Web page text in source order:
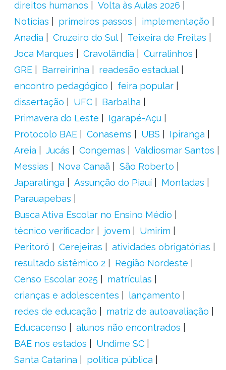
direitos humanos
Volta às Aulas 2026
Notícias
primeiros passos
implementação
Anadia
Cruzeiro do Sul
Teixeira de Freitas
Joca Marques
Cravolândia
Curralinhos
GRE
Barreirinha
readesão estadual
encontro pedagógico
feira popular
dissertação
UFC
Barbalha
Primavera do Leste
Igarapé-Açu
Protocolo BAE
Conasems UBS
Ipiranga
Areia
Jucás Congemas
Valdiosmar Santos
Messias
Nova Canaã
São Roberto
Japaratinga
Assunção do Piauí
Montadas
Parauapebas
Busca Ativa Escolar no Ensino Médio
técnico verificador
jovem
Umirim
Peritoró
Cerejeiras
atividades obrigatórias
resultado sistêmico 2
Região Nordeste
Censo Escolar 2025
matrículas
crianças e adolescentes
lançamento
redes de educação
matriz de autoavaliação
Educacenso
alunos não encontrados
BAE nos estados
Undime SC
Santa Catarina
política pública